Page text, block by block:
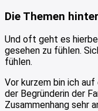
Die Themen
Und oft geht es
gesehen zu fühlen.
fühlen.
Vor kurzem bin ich
der Begründerin der
Zusammenhang sehr